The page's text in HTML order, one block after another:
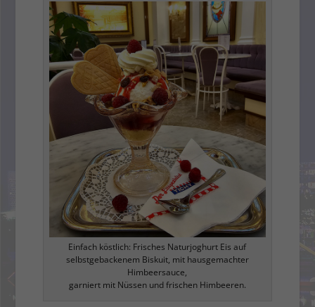
Einfach köstlich: Frisches Naturjoghurt Eis auf
selbstgebackenem Biskuit, mit hausgemachter
Himbeersauce,
garniert mit Nüssen und frischen Himbeeren.